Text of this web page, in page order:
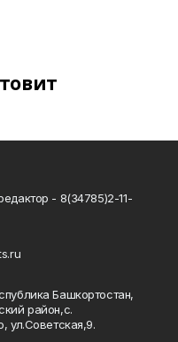
- 8(34785)2-11-
Башкортостан,
район,с.
ул.Советская,9.